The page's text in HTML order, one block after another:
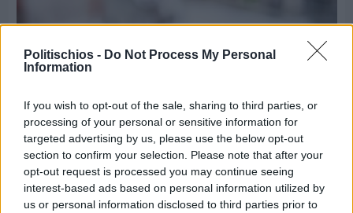
Politischios - Do Not Process My Personal
Information
If you wish to opt-out of the sale, sharing to third parties, or
processing of your personal or sensitive information for
targeted advertising by us, please use the below opt-out
section to confirm your selection. Please note that after your
opt-out request is processed you may continue seeing
interest-based ads based on personal information utilized by
us or personal information disclosed to third parties prior to